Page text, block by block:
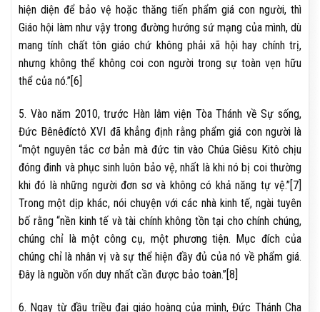
hiện diện để bảo vệ hoặc thăng tiến phẩm giá con người, thì
Giáo hội làm như vậy trong đường hướng sứ mạng của mình, dù
mang tính chất tôn giáo chứ không phải xã hội hay chính trị,
nhưng không thể không coi con người trong sự toàn vẹn hữu
thể của nó.”[6]
5. Vào năm 2010, trước Hàn lâm viện Tòa Thánh về Sự sống,
Đức Bênêđíctô XVI đã khẳng định rằng phẩm giá con người là
“một nguyên tắc cơ bản mà đức tin vào Chúa Giêsu Kitô chịu
đóng đinh và phục sinh luôn bảo vệ, nhất là khi nó bị coi thường
khi đó là những người đơn sơ và không có khả năng tự vệ.”[7]
Trong một dịp khác, nói chuyện với các nhà kinh tế, ngài tuyên
bố rằng “nền kinh tế và tài chính không tồn tại cho chính chúng,
chúng chỉ là một công cụ, một phương tiện. Mục đích của
chúng chỉ là nhân vị và sự thể hiện đầy đủ của nó về phẩm giá.
Đây là nguồn vốn duy nhất cần được bảo toàn.”[8]
6. Ngay từ đầu triều đại giáo hoàng của mình, Đức Thánh Cha